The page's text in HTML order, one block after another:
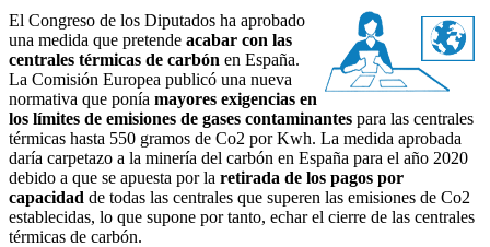
El Congreso de los Diputados ha aprobado
una medida que pretende acabar con las
centrales térmicas de carbón en España.
La Comisión Europea publicó una nueva
normativa que ponía mayores exigencias en
los límites de emisiones de gases contaminantes para las centrales
térmicas hasta 550 gramos de Co2 por Kwh. La medida aprobada
daría carpetazo a la minería del carbón en España para el año 2020
debido a que se apuesta por la retirada de los pagos por
capacidad de todas las centrales que superen las emisiones de Co2
establecidas, lo que supone por tanto, echar el cierre de las centrales
térmicas de carbón.